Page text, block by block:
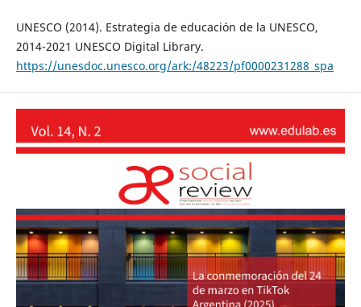
UNESCO (2014). Estrategia de educación de la UNESCO,
2014-2021 UNESCO Digital Library.
https://unesdoc.unesco.org/ark:/48223/pf0000231288_spa